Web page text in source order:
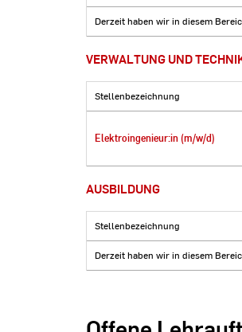
Organisations- und
Digital Transformation Office
Frauen- und
Fachbereich Architektur und
Fachbereich Wiesbaden
Hochschulleitung
LehrLernZentrum
Derzeit haben wir in diesem
VERWALTUNG UND
Stellenbezeichnung
Elektroingenieur:in (m/w/d)
AUSBILDUNG
Stellenbezeichnung
Derzeit haben wir in diesem